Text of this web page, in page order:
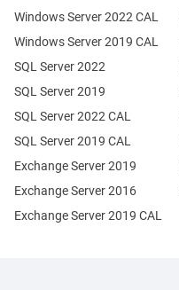
Exchange Server 2019
Exchange Server 2016
SQL Server 2022
SQL Server 2019
Windows Server 2022 CAL
Windows Server 2019 CAL
SQL Server 2022 CAL
SQL Server 2019 CAL
Exchange Server 2019 CAL